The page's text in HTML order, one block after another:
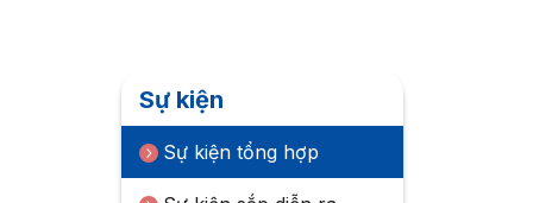
Sự kiện
Sự kiện tổng hợp